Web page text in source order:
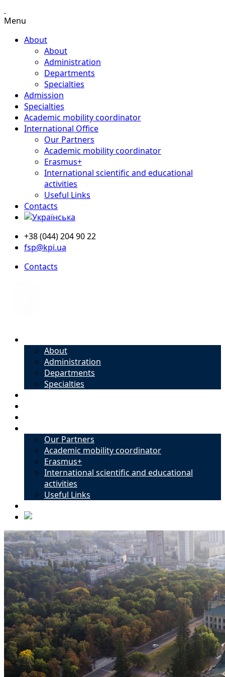
Menu
About
About
Administration
Departments
Specialties
Admission
Specialties
Academic mobility coordinator
International Office
Our Partners
Academic mobility coordinator
Erasmus+
International scientific and educational
activities
Useful Links
Contacts
+38 (044) 204 90 22
fsp@kpi.ua
Contacts
About
Administration
Departments
Specialties
Our Partners
Academic mobility coordinator
Erasmus+
International scientific and educational
activities
Useful Links